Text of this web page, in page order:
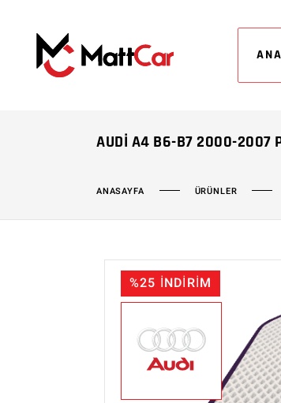
AUDI A4 B6-B7 2000-2007
ANASAYFA ÜRÜNLER
%25 İNDİRİM